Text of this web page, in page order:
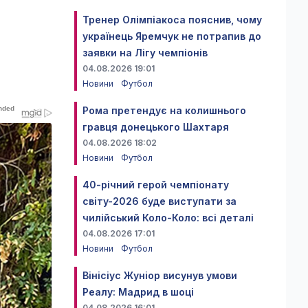
Тренер Олімпіакоса пояснив, чому
українець Яремчук не потрапив до
заявки на Лігу чемпіонів
04.08.2026 19:01
Новини
Футбол
Рома претендує на колишнього
гравця донецького Шахтаря
04.08.2026 18:02
Новини
Футбол
40-річний герой чемпіонату
світу-2026 буде виступати за
чилійський Коло-Коло: всі деталі
04.08.2026 17:01
Новини
Футбол
Вінісіус Жуніор висунув умови
Реалу: Мадрид в шоці